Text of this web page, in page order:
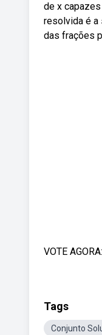
de x
resolvida é a
das frações
VOTE
Tags
Conjunto